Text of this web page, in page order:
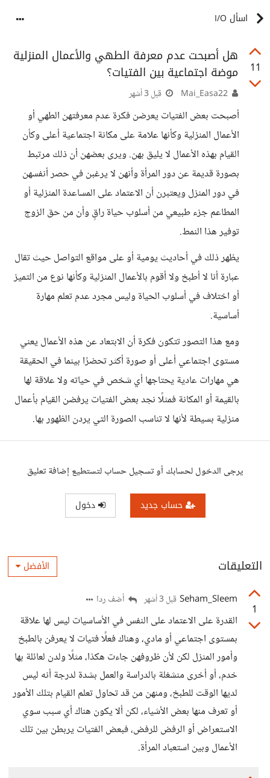
اسأل I/O
11
هل أصبحت عدم معرفة الطهي والأعمال المنزلية
موضة اجتماعية بين الفتيات؟
قبل 3 أشهر
أصبحت بعض الفتيات يعرضن فكرة عدم معرفتهن الطهي أو
الأعمال المنزلية وكأنها علامة على مكانة اجتماعية أعلى وكأن
القيام بهذه الأعمال لا يليق بهن. ويرى بعضهن أن ذلك مرتبط
بصورة قديمة عن دور المرأة وأنهن لا يرغبن في حصر أنفسهن
في دور المنزل ويعتبرن أن الاعتماد على المساعدة المنزلية أو
المطاعم جزء طبيعي من أسلوب حياة راقٍ وأن من حق الزوج
توفير هذا النمط.
يظهر ذلك في أحاديث يومية أو على مواقع التواصل حيث تقال
عبارة أنا لا أطبخ ولا أقوم بالأعمال المنزلية وكأنها نوع من التميز
أو اختلاف في أسلوب الحياة وليس مجرد عدم تعلم مهارة
أساسية.
ومع هذا التصور تتكون فكرة أن الابتعاد عن هذه الأعمال يعني
مستوى اجتماعي أعلى أو صورة أكثر تحضرًا بينما في الحقيقة
هي مهارات عادية يحتاجها أي شخص في حياته ولا علاقة لها
بالقيمة أو المكانة فمثلًا نجد بعض الفتيات يرفضن القيام بأعمال
منزلية بسيطة لأنها لا تناسب الصورة التي يردن الظهور بها.
يرجى الدخول لحسابك أو تسجيل حساب لتستطيع إضافة تعليق
حساب جديد دخول
التعليقات الأفضل
1
Seham_Sleem قبل 3 أشهر أضف ردا
القدرة على الاعتماد على النفس في الأساسيات ليس لها علاقة
بمستوى اجتماعي أو مادي، وهناك فعلًا فتيات لا يعرفن بالطبخ
وأمور المنزل لكن لأن ظروفهن جاءت هكذا، مثلًا ولدن لعائلة بها
خدم، أو أخرى منشغلة بالدراسة والعمل بشدة لدرجة أنه ليس
لديها الوقت للطبخ، ومنهن من قد تحاول تعلم القيام بتلك الأمور
أو تعرف منها بعض الأشياء، لكن ألا يكون هناك أي سبب سوي
الاستعراض أو الرفض للرفض، فبعض الفتيات يربطن بين تلك
الأعمال وبين استعباد المرأة.